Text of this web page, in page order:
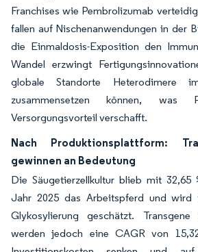
Franchises wie Pembrolizumab
fallen auf Nischenanwendungen in der
die Einmaldosis-Exposition den
Wandel erzwingt
globale Standorte Heterodimere
zusammensetzen können, was
Versorgungsvorteil verschafft.
Nach Produktionsplattform:
gewinnen an Bedeutung
Die Säugetierzellkultur blieb mit
Jahr 2025 das Arbeitspferd und wird
Glykosylierung geschätzt.
werden jedoch eine CAGR von